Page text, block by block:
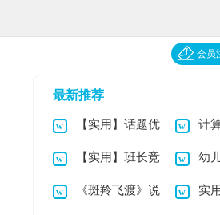
会员
最新推荐
【实用】话题优
秀作文集合6篇
计
体会
【实用】班长竞
选演讲稿模板合集9
幼
师的感
《斑羚飞渡》说 实